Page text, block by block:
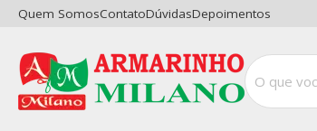
Quem SomosContatoDúvidasDepoimentos